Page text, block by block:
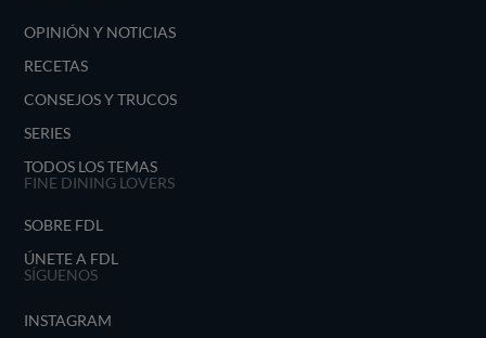
OPINIÓN Y NOTICIAS
RECETAS
CONSEJOS Y TRUCOS
SERIES
TODOS LOS TEMAS
FINE DINING LOVERS
SOBRE FDL
ÚNETE A FDL
SÍGUENOS
INSTAGRAM